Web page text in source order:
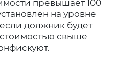
превышает 100
на уровне
если должник будет
свыше